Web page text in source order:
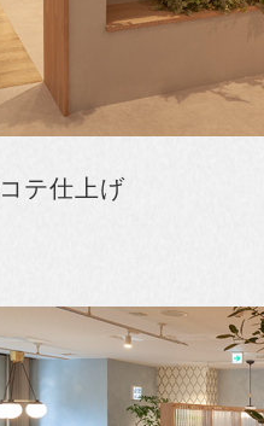
テ仕上げ